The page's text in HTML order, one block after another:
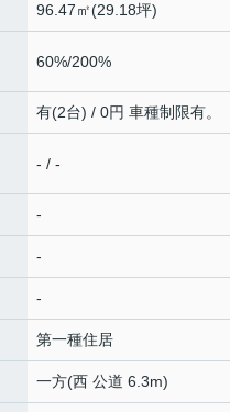
96.47㎡(29.18坪)
60%/200%
有(2台) / 0円 車種制限有。
- / -
-
-
-
第一種住居
一方(西 公道 6.3m)